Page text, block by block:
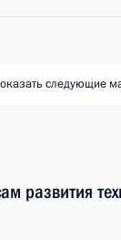
следующие
развития